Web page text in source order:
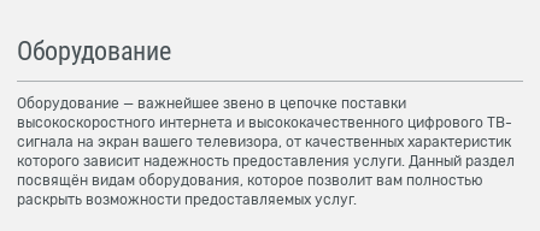
Оборудование
Оборудование — важнейшее звено в цепочке поставки
высокоскоростного интернета и высококачественного цифрового ТВ-
сигнала на экран вашего телевизора, от качественных характеристик
которого зависит надежность предоставления услуги. Данный раздел
посвящён видам оборудования, которое позволит вам полностью
раскрыть возможности предоставляемых услуг.